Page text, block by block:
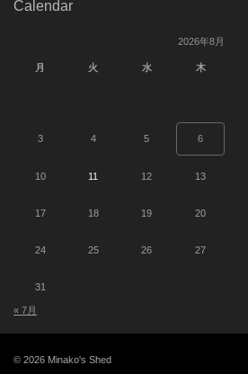
Calendar
2026年8月
月 火 水 木
3 4 5 6
10 11 12 13
17 18 19 20
24 25 26 27
31
« 7月
© 2026 Minako's Shed